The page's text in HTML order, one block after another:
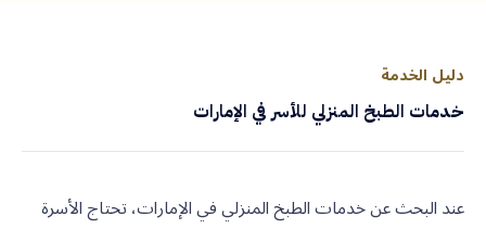
دليل الخدمة
خدمات الطبخ المنزلي للأسر في الإمارات
عند البحث عن خدمات الطبخ المنزلي في الإمارات، تحتاج الأسرة